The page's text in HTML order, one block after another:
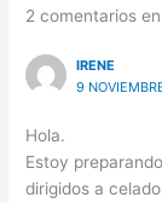
2 comentarios en
IRENE
9
Hola.
Estoy
dirigidos a